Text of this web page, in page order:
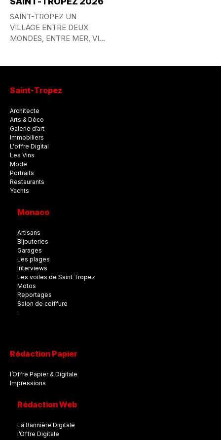
SAINT-TROPEZ UN
VILLAGE ENTRE DEUX
MONDES, ENTRE MER, VIE
Saint-Tropez
Architecte
Arts & Déco
Galerie d’art
Immobiliers
L'offre Digital
Les Vins
Mode
Portraits
Restaurants
Yachts
Monaco
Artisans
Bijouteries
Garages
Les plages
Interviews
Les voiles de Saint Tropez
Motos
Reportages
Salon de coiffure
.
Rédaction Papier
l’Offre Papier & Digitale
Impressions
Rédaction Web
La Bannière Digitale
l’Offre Digitale